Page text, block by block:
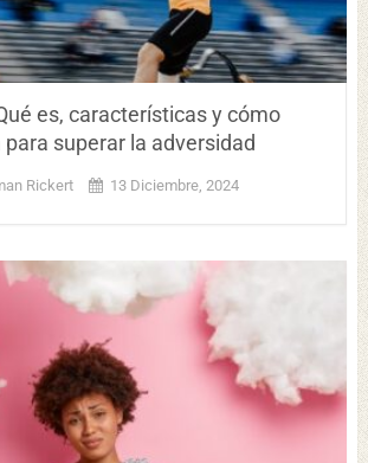
es, características y cómo
superar la adversidad
Rickert 13 Diciembre, 2024